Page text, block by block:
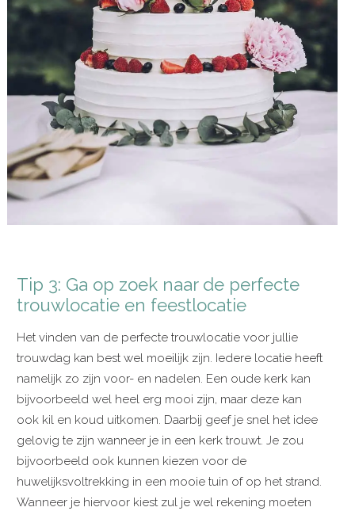
Tip 3: Ga op zoek naar de perfecte
trouwlocatie en feestlocatie
Het vinden van de perfecte trouwlocatie voor jullie
trouwdag kan best wel moeilijk zijn. Iedere locatie heeft
namelijk zo zijn voor- en nadelen. Een oude kerk kan
bijvoorbeeld wel heel erg mooi zijn, maar deze kan
ook kil en koud uitkomen. Daarbij geef je snel het idee
gelovig te zijn wanneer je in een kerk trouwt. Je zou
bijvoorbeeld ook kunnen kiezen voor de
huwelijksvoltrekking in een mooie tuin of op het strand.
Wanneer je hiervoor kiest zul je wel rekening moeten